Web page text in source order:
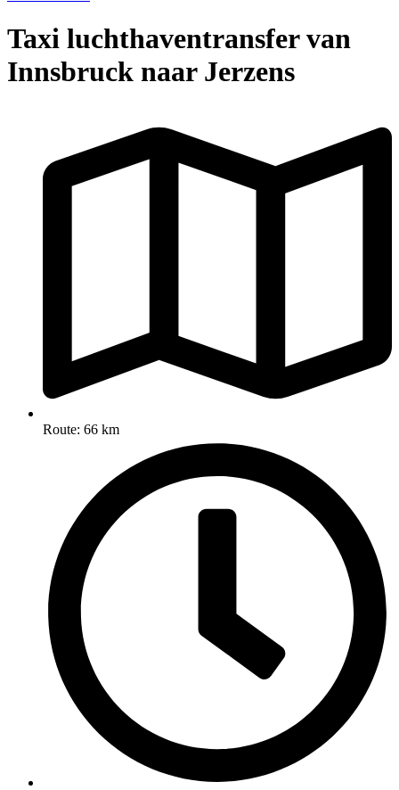
Taxi luchthaventransfer van
Innsbruck naar Jerzens
Route: 66 km